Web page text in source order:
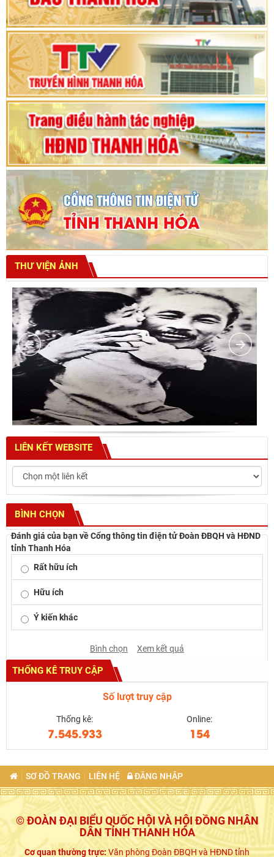
Phiên thảo luận Kỳ họp thứ 24, HĐND tỉnh
Thanh Hóa khóa XVIII, nhiệm kỳ 2021 - 2026
Bế mạc Kỳ họp thứ hai bốn, Hội đồng nhân dân
tỉnh khoá XVIII
THƯ VIỆN ẢNH
LIÊN KẾT WEBSITE
BÌNH CHỌN
Đánh giá của bạn về Cổng thông tin điện tử Đoàn ĐBQH và HĐND
tỉnh Thanh Hóa
Rất hữu ích
Hữu ích
Ý kiến khác
Bình chọn Xem kết quả
THỐNG KÊ TRUY CẬP
Số lượt truy cập
Thống kê:
7.545.933
Online:
154
SƠ ĐỒ TRANG LIÊN HỆ ĐĂNG NHẬP
© ĐOÀN ĐẠI BIỂU QUỐC HỘI VÀ HỘI ĐỒNG NHÂN
DÂN TỈNH THANH HÓA
Cơ quan thường trực:Văn phòng Đoàn ĐBQH và HĐND tỉnh